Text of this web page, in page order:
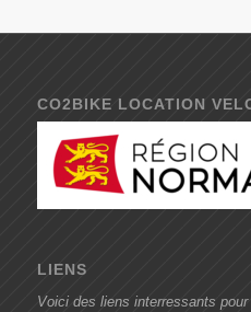
CO2BIKE LOCATION
LIENS
Voici des liens interressants